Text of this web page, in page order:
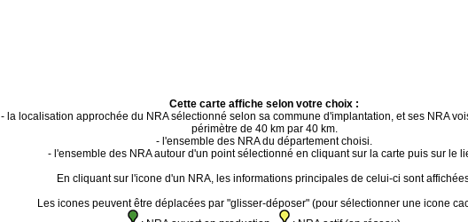
Cette carte affiche selon votre choix :
- la localisation approchée du NRA sélectionné selon sa commune d'implantation, et ses NRA
périmètre de 40 km par 40 km.
- l'ensemble des NRA du département choisi.
- l'ensemble des NRA autour d'un point sélectionné en cliquant sur la carte puis sur le
En cliquant sur l'icone d'un NRA, les informations principales de celui-ci sont
Les icones peuvent être déplacées par "glisser-déposer" (pour sélectionner une icone